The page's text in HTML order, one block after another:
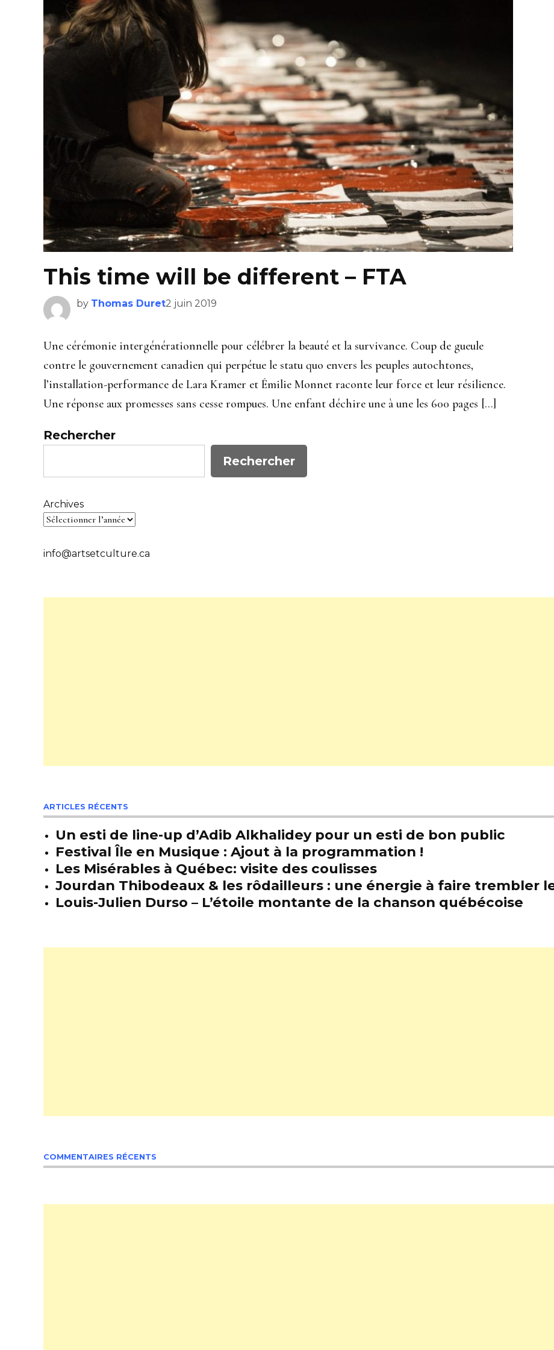
This time will be different – FTA
by Thomas Duret2 juin 2019
Une cérémonie intergénérationnelle pour célébrer la beauté et la survivance. Coup de gueule
contre le gouvernement canadien qui perpétue le statu quo envers les peuples autochtones,
l’installation-performance de Lara Kramer et Émilie Monnet raconte leur force et leur résilience.
Une réponse aux promesses sans cesse rompues. Une enfant déchire une à une les 600 pages […]
Rechercher
Rechercher
Archives
info@artsetculture.ca
ARTICLES RÉCENTS
Un esti de line-up d’Adib Alkhalidey pour un esti de bon public
Festival Île en Musique : Ajout à la programmation !
Les Misérables à Québec: visite des coulisses
Jourdan Thibodeaux & les rôdailleurs : une énergie à faire trembler
Louis-Julien Durso – L’étoile montante de la chanson québécoise
COMMENTAIRES RÉCENTS